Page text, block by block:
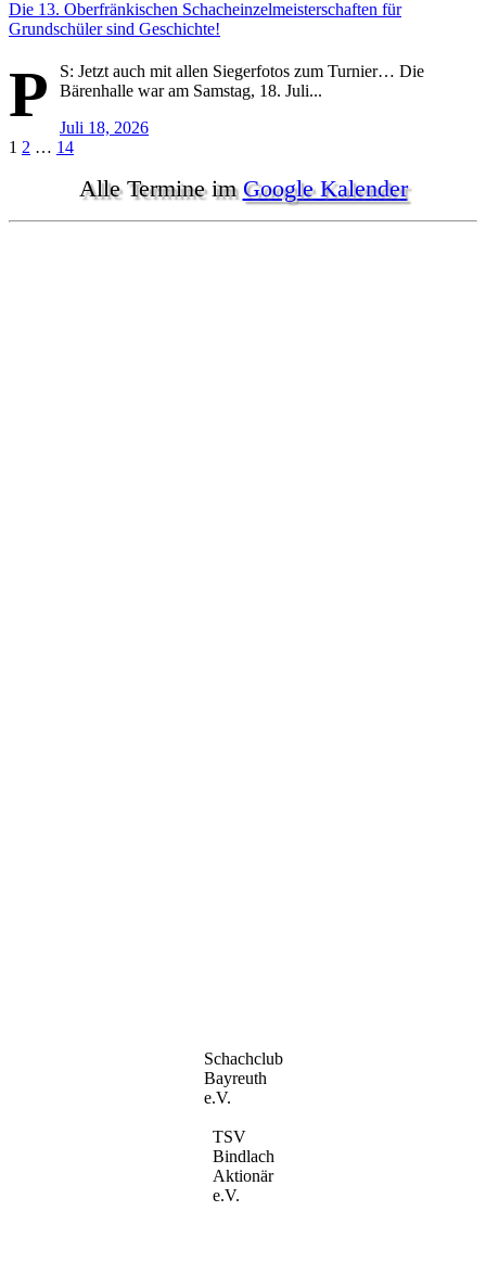
Die 13. Oberfränkischen Schacheinzelmeisterschaften für
Grundschüler sind Geschichte!
P
S: Jetzt auch mit allen Siegerfotos zum Turnier… Die
Bärenhalle war am Samstag, 18. Juli...
Juli 18, 2026
Seitennummerierung
Beiträge
1 2 … 14
Alle Termine im Google Kalender
Schachclub
Bayreuth
e.V.
TSV
Bindlach
Aktionär
e.V.